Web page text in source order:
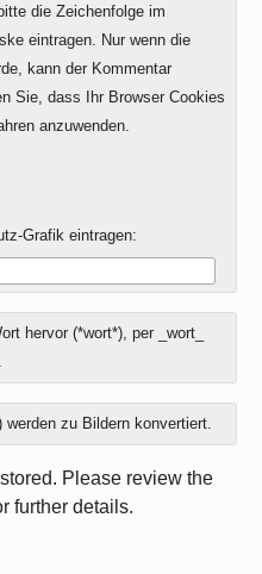
die Zeichenfolge im
eintragen. Nur wenn die
kann der Kommentar
Sie, dass Ihr Browser Cookies
anzuwenden.
Grafik eintragen:
hervor (*wort*), per _wort_
zu Bildern konvertiert.
Please review the
further details.